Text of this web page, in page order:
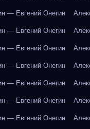
— Евгений Онегин
— Евгений Онегин
— Евгений Онегин
— Евгений Онегин
— Евгений Онегин
— Евгений Онегин
— Евгений Онегин